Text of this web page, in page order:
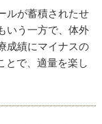
ルが蓄積されたせ
いう一方で、体外
成績にマイナスの
とで、適量を楽し